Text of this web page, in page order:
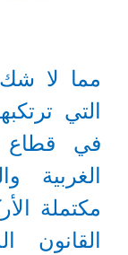
مما لا شك
التي
في قطاع
الغربية
مكتملة
القانون